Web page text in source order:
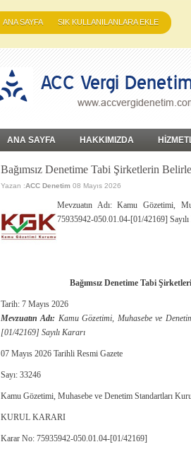
ANA SAYFA SIK KULLANILANLARA EKLE
ANA SAYFA HAKKIMIZDA
Bağımsız Denetime Tabi Şirketlerin
Yazan :ACC Denetim 08 Mayıs 2026
Mevzuatın Adı: Kamu Gözetimi,
75935942-050.01.04-[01/42169]
Bağımsız Denetime Tabi
Tarih: 7 Mayıs 2026
Mevzuatın Adı: Kamu Gözetimi, Muhasebe ve
[01/42169] Sayılı Kararı
07 Mayıs 2026 Tarihli Resmi Gazete
Sayı: 33246
Kamu Gözetimi, Muhasebe ve Denetim Standartları
KURUL KARARI
Karar No: 75935942-050.01.04-[01/42169]